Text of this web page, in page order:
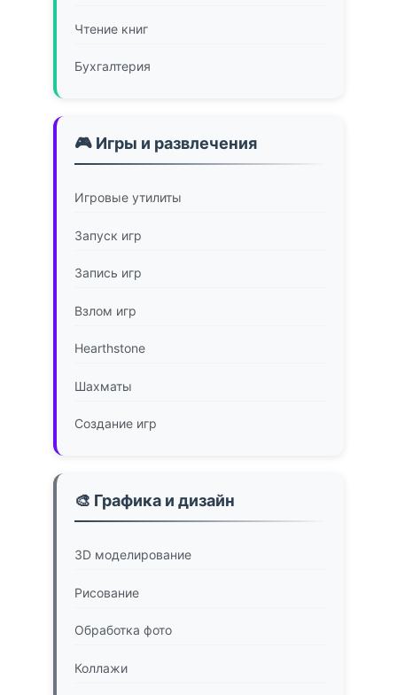
Чтение книг
Бухгалтерия
🎮 Игры и развлечения
Игровые утилиты
Запуск игр
Запись игр
Взлом игр
Hearthstone
Шахматы
Создание игр
🎨 Графика и дизайн
3D моделирование
Рисование
Обработка фото
Коллажи